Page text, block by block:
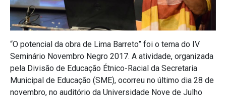
“O potencial da obra de Lima Barreto” foi o tema do IV
Seminário Novembro Negro 2017. A atividade, organizada
pela Divisão de Educação Étnico-Racial da Secretaria
Municipal de Educação (SME), ocorreu no último dia 28 de
novembro, no auditório da Universidade Nove de Julho